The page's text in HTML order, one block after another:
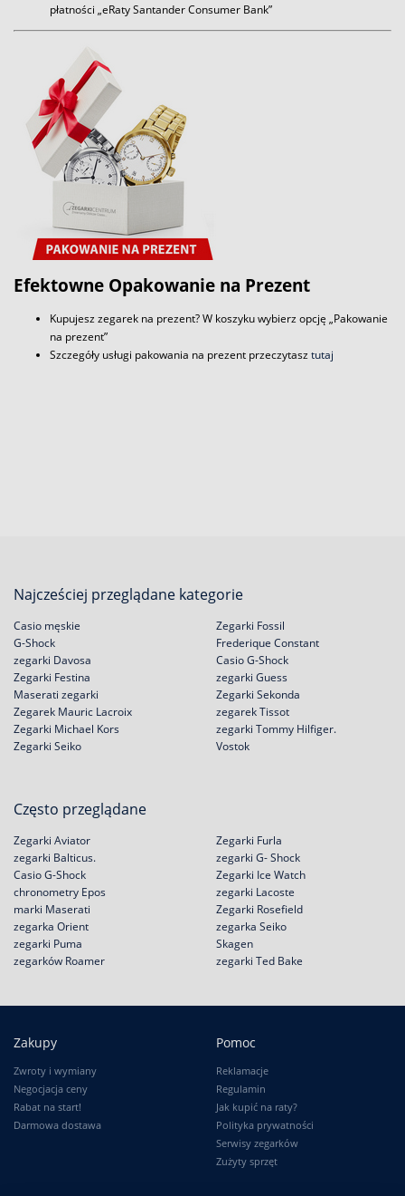
płatności „eRaty Santander Consumer Bank”
Efektowne Opakowanie na Prezent
Kupujesz zegarek na prezent? W koszyku wybierz opcję „Pakowanie
na prezent”
Szczegóły usługi pakowania na prezent przeczytasztutaj
Najcześciej przeglądane kategorie
Casio męskie
G-Shock
zegarki Davosa
Zegarki Festina
Zegarki Fossil
Frederique Constant
Casio G-Shock
zegarki Guess
Maserati zegarki
Zegarek Mauric Lacroix
Zegarki Michael Kors
Zegarki Seiko
Zegarki Sekonda
zegarek Tissot
zegarki Tommy Hilfiger.
Vostok
Często przeglądane
Zegarki Aviator
zegarki Balticus.
Casio G-Shock
chronometry Epos
Zegarki Furla
zegarki G- Shock
Zegarki Ice Watch
zegarki Lacoste
marki Maserati
zegarka Orient
zegarki Puma
zegarków Roamer
Zegarki Rosefield
zegarka Seiko
Skagen
zegarki Ted Bake
Zakupy
Zwroty i wymiany
Negocjacja ceny
Rabat na start!
Darmowa dostawa
Pomoc
Reklamacje
Regulamin
Jak kupić na raty?
Polityka prywatności
Serwisy zegarków
Zużyty sprzęt